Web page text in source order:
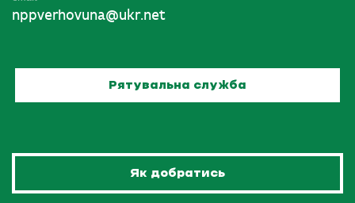
nppverhovuna@ukr.net
Рятувальна служба
Як добратись